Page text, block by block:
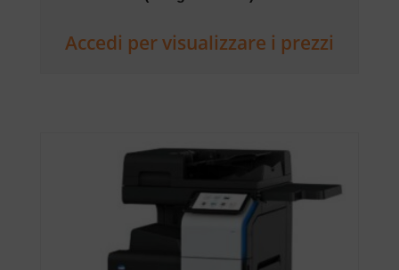
Accedi per visualizzare i prezzi